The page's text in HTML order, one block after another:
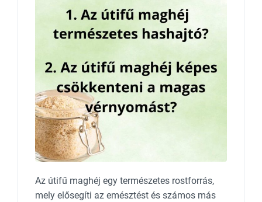
Az útifű maghéj egy természetes rostforrás,
mely elősegíti az emésztést és számos más